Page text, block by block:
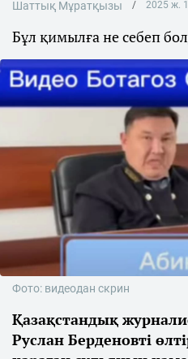
Шаттық Мұратқызы 2025 ж.
Бұл қимылға не себеп
Фото: видеодан скрин
Қазақстандық
Руслан Берденовті